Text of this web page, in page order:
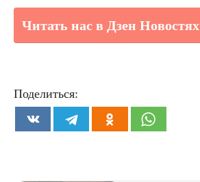
Читать нас в Дзен Новостях
Поделиться: